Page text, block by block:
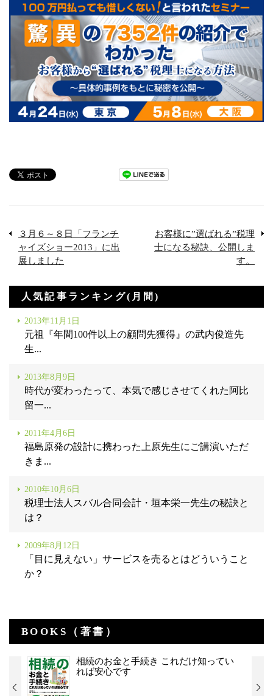
３月６～８日「フランチ
ャイズショー2013」に出
展しました
お客様に”選ばれる”税理
士になる秘訣、公開しま
す。
人気記事ランキング(月間)
2013年11月1日
元祖『年間100件以上の顧問先獲得』の武内俊造先
生...
2013年8月9日
時代が変わったって、本気で感じさせてくれた阿比
留一...
2011年4月6日
福島原発の設計に携わった上原先生にご講演いただ
きま...
2010年10月6日
税理士法人スバル合同会計・垣本栄一先生の秘訣と
は？
2009年8月12日
「目に見えない」サービスを売るとはどういうこと
か？
BOOKS（著書）
相続のお金と手続き これだけ知ってい
れば安心です